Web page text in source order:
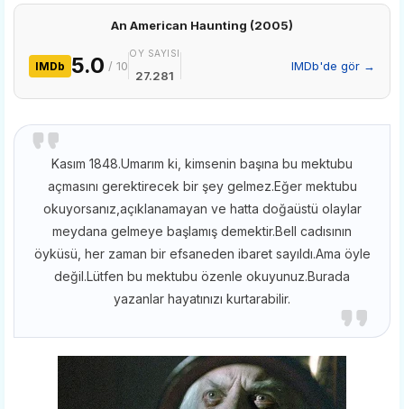
An American Haunting (2005)
IMDb 5.0 / 10
OY SAYISI
27.281
IMDb'de gör →
Kasım 1848.Umarım ki, kimsenin başına bu mektubu
açmasını gerektirecek bir şey gelmez.Eğer mektubu
okuyorsanız,açıklanamayan ve hatta doğaüstü olaylar
meydana gelmeye başlamış demektir.Bell cadısının
öyküsü, her zaman bir efsaneden ibaret sayıldı.Ama öyle
değil.Lütfen bu mektubu özenle okuyunuz.Burada
yazanlar hayatınızı kurtarabilir.